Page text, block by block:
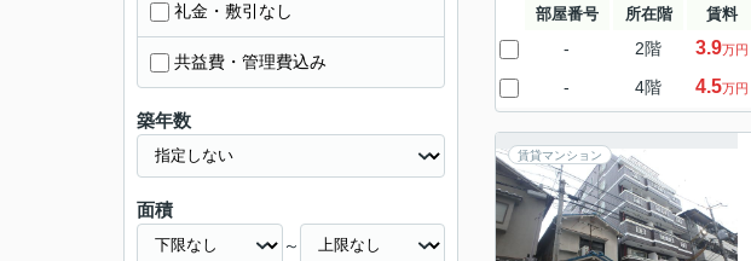
部屋番号 所在階 賃料
- 2階 3.9万円
- 4階 4.5万円
賃貸マンション
礼金・敷引なし
共益費・管理費込み
築年数
面積
～